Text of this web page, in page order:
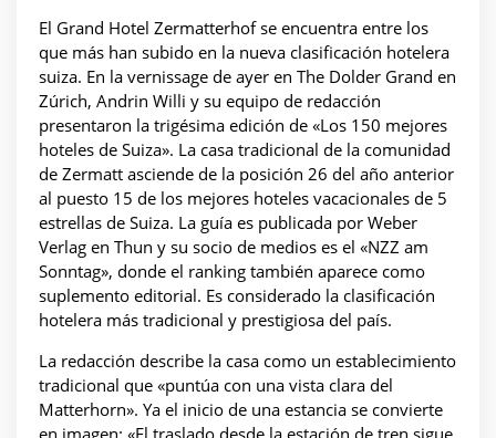
El Grand Hotel Zermatterhof se encuentra entre los
que más han subido en la nueva clasificación hotelera
suiza. En la vernissage de ayer en The Dolder Grand en
Zúrich, Andrin Willi y su equipo de redacción
presentaron la trigésima edición de «Los 150 mejores
hoteles de Suiza». La casa tradicional de la comunidad
de Zermatt asciende de la posición 26 del año anterior
al puesto 15 de los mejores hoteles vacacionales de 5
estrellas de Suiza. La guía es publicada por Weber
Verlag en Thun y su socio de medios es el «NZZ am
Sonntag», donde el ranking también aparece como
suplemento editorial. Es considerado la clasificación
hotelera más tradicional y prestigiosa del país.
La redacción describe la casa como un establecimiento
tradicional que «puntúa con una vista clara del
Matterhorn». Ya el inicio de una estancia se convierte